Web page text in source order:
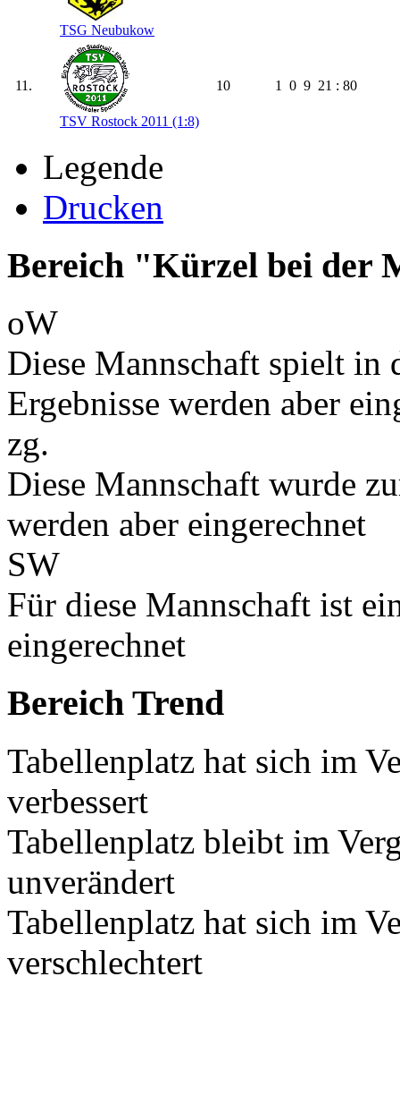
TSG Neubukow
11.
TSV Rostock 2011 (1:8)
10 1 0 9 21 : 80
Legende
Drucken
Bereich "Kürzel bei der
oW
Diese Mannschaft spielt in
Ergebnisse werden aber
zg.
Diese Mannschaft wurde
werden aber eingerechnet
SW
Für diese Mannschaft ist
eingerechnet
Bereich Trend
Tabellenplatz hat sich im
verbessert
Tabellenplatz bleibt im
unverändert
Tabellenplatz hat sich im
verschlechtert